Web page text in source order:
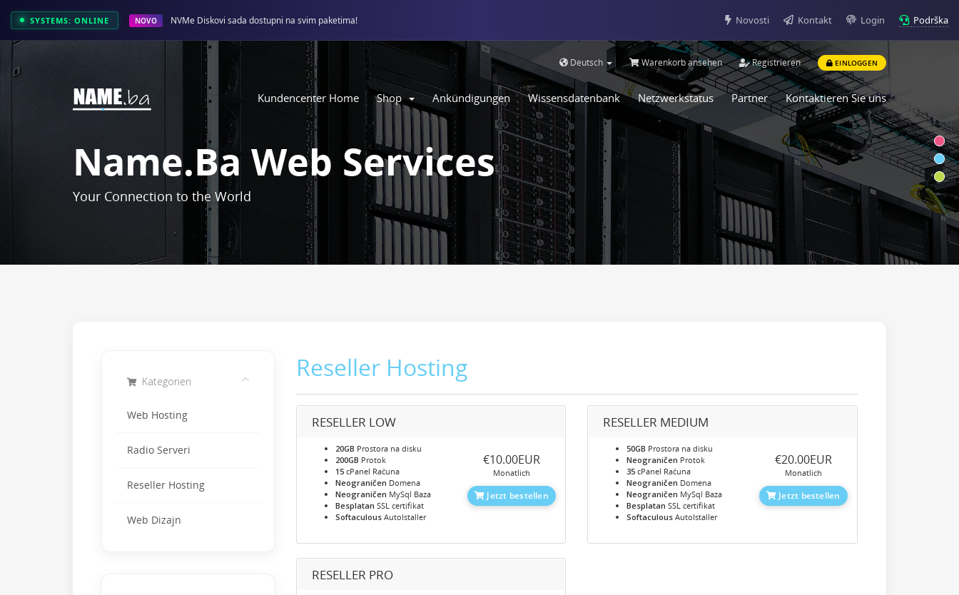
SYSTEMS: ONLINE NOVO NVMe Diskovi sada dostupni na svim paketima! Novosti Kontakt Login Podrška
Deutsch Warenkorb ansehen Registrieren EINLOGGEN
Kundencenter Home Shop Ankündigungen Wissensdatenbank Netzwerkstatus Partner Kontaktieren Sie uns
Name.ba Web Services
Your Connection to the World
Kategorien
Web Hosting
Radio Serveri
Reseller Hosting
Web Dizajn
Reseller Hosting
RESELLER LOW
20GB Prostora na disku
200GB Protok
15cPanel Računa
Neograničen Domena
Neograničen MySql Baza
Besplatan SSL certifikat
SoftaculousAutoIstaller
‎€10.00EUR
Monatlich
Jetzt bestellen
RESELLER MEDIUM
50GB Prostora na disku
Neograničen Protok
35 cPanel Računa
Neograničen Domena
Neograničen MySql Baza
Besplatan SSL certifikat
Softaculous AutoIstaller
‎€20.00EUR
Monatlich
Jetzt bestellen
RESELLER PRO